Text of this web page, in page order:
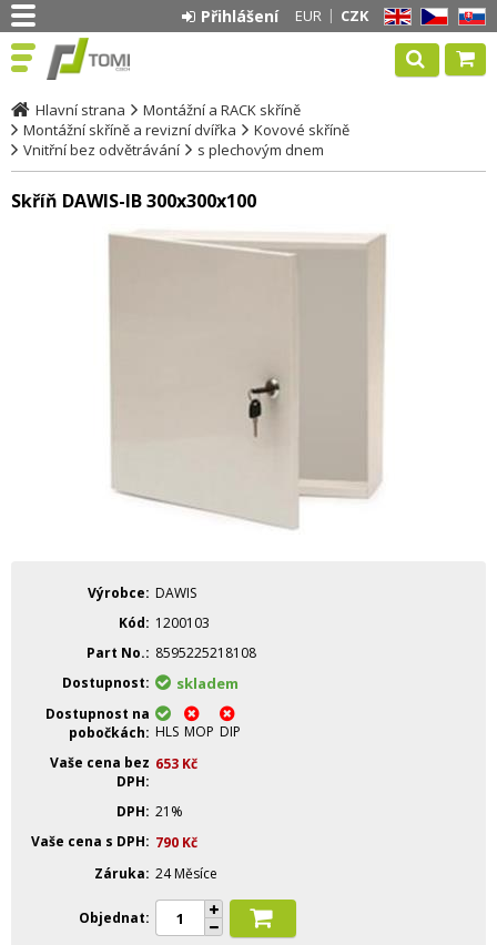
EN CZ SK
EUR CZK
Přihlášení
Hlavní strana
Montážní a RACK skříně
Montážní skříně a revizní dvířka
Kovové skříně
Vnitřní bez odvětrávání
s plechovým dnem
Skříň DAWIS-IB 300x300x100
Výrobce
DAWIS
Kód
1200103
Part No.
8595225218108
Dostupnost
skladem
Dostupnost na
pobočkách
HLS MOP DIP
Vaše cena bez
DPH
653 Kč
DPH 21%
Vaše cena s DPH
790 Kč
Záruka 24 Měsíce
Objednat